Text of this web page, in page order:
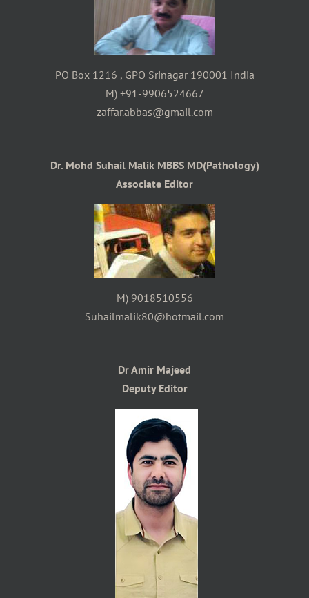
PO Box 1216 , GPO Srinagar 190001 India
M) +91-9906524667
zaffar.abbas@gmail.com
Dr. Mohd Suhail Malik MBBS MD(Pathology)
Associate Editor
M) 9018510556
Suhailmalik80@hotmail.com
Dr Amir Majeed
Deputy Editor